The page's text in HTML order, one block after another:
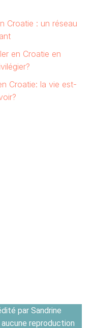
Croatie : un réseau
en Croatie en
Croatie: la vie est-
par Sandrine
reproduction